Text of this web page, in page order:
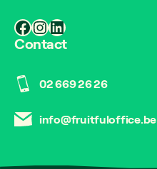
Facebook
Instagram
LinkedIn
Contact
02 669 26 26
info@fruitfuloffice.be